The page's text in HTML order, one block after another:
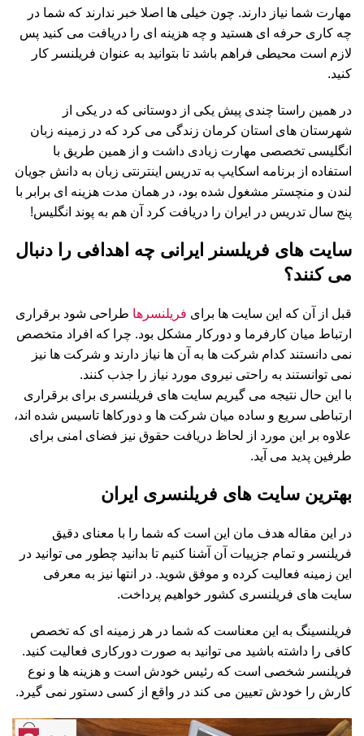
مهارت شما نیاز دارند. چون خیلی ها اصلا خبر ندارند که شما در
چه کاری حرفه ای هستید و چه هزینه ای را دریافت می کنید پس
لازم است محیطی فراهم باشد تا بتوانید به عنوان فریلنسر کار
کنید.
در همین راستا چندی پیش یکی از دوستانی که در یکی از
شهرستان های استان کرمان زندگی می کرد که در زمینه زبان
انگلیسی تخصصی مهارت زیادی داشت و از همین طریق با
استفاده از برنامه اسکایپ به تدریس اینترنتی زبان به دانش جویان
لندن و منچستر مشغول شده بود، در همان مدت هزینه ای برابر با
پنج سال تدریس در ایران را دریافت کرد آن هم به پوند انگلیس!
سایت های فریلسنر ایرانی چه اهدافی را دنبال
می کنند؟
قبل از آن که این سایت ها برای فریلنسرها طراحی شود برقراری
ارتباط میان کارفرما و دورکار مشکل بود. چرا که افراد متخصص
نمی دانستند کدام شرکت ها به آن ها نیاز دارند و شرکت ها نیز
نمی توانستند به راحتی نیروی مورد نیاز را جذب کنند.
با این حال نتیجه می گیریم سایت های فریلنسری برای برقراری
ارتباطی سریع و ساده میان شرکت ها و دورکاها تاسیس شده اند،
علاوه بر این مورد از لحاظ دریافت حقوق نیز فضای امنی برای
طرفین پدید می آید.
بهترین سایت های فریلنسری ایران
در این مقاله هدف مان این است که شما را با معنای دقیق
فریلنسر و تمام جزییات آن آشنا کنیم تا بدانید چطور می توانید در
این زمینه فعالیت کرده و موفق شوید. در انتها نیز به معرفی
سایت های فریلنسری کشور خواهیم پرداخت.
فریلنسینگ به این معناست که شما در هر زمینه ای که تخصص
کافی را داشته باشید می توانید به صورت دورکاری فعالیت کنید.
فریلنسر شخصی است که رئیس خودش است و هزینه ها و نوع
کارش را خودش تعیین می کند در واقع از کسی دستور نمی گیرد.